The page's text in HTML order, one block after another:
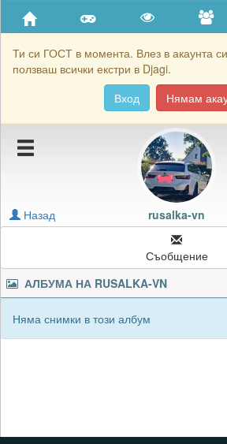
Ти си ГОСТ в момента. Влез в акаунта
ползваш всички екстри в Djagi.
Вход
Нямам
Приятели
Хронология на игри
Подаръците на rusalka-vn
Картичките на rusalka-vn
Блокирай rusalka-vn rusalka-vn
Назад
Съобщение
АЛБУМА НА RUSALKA-VN
Няма снимки в този албум